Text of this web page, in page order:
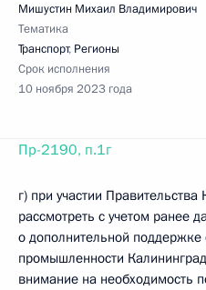
Мишустин Михаил Владимирович
Тематика
Транспорт, Регионы
Срок исполнения
10 ноября 2023 года
Пр-2190, п.1г
г) при участии
рассмотреть с учетом ранее
о дополнительной
промышленности
внимание на необходимость